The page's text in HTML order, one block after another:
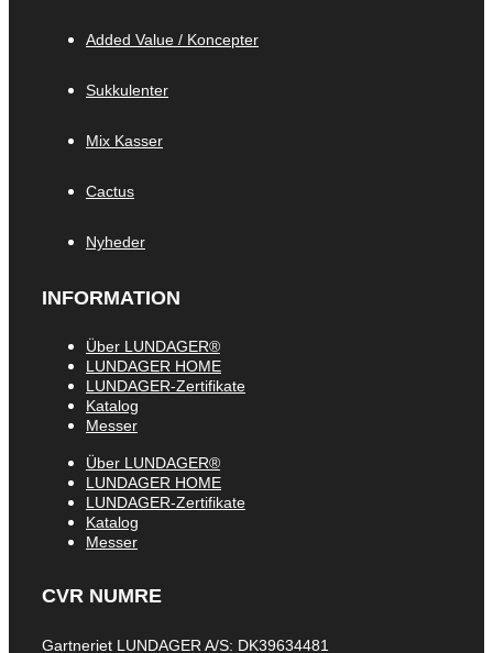
Added Value / Koncepter
Sukkulenter
Mix Kasser
Cactus
Nyheder
INFORMATION
Über LUNDAGER®
LUNDAGER HOME
LUNDAGER-Zertifikate
Katalog
Messer
Über LUNDAGER®
LUNDAGER HOME
LUNDAGER-Zertifikate
Katalog
Messer
CVR NUMRE
Gartneriet LUNDAGER A/S: DK39634481